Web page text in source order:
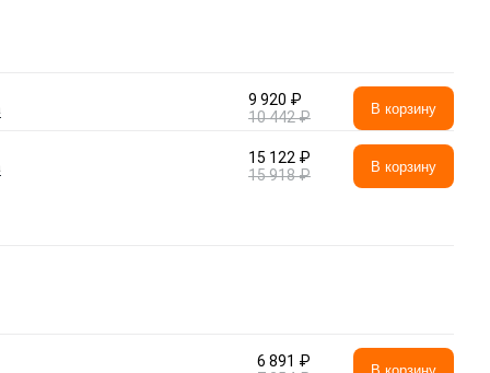
9 920 ₽
10 442 ₽
В корзину
15 122 ₽
15 918 ₽
В корзину
6 891 ₽
В корзину